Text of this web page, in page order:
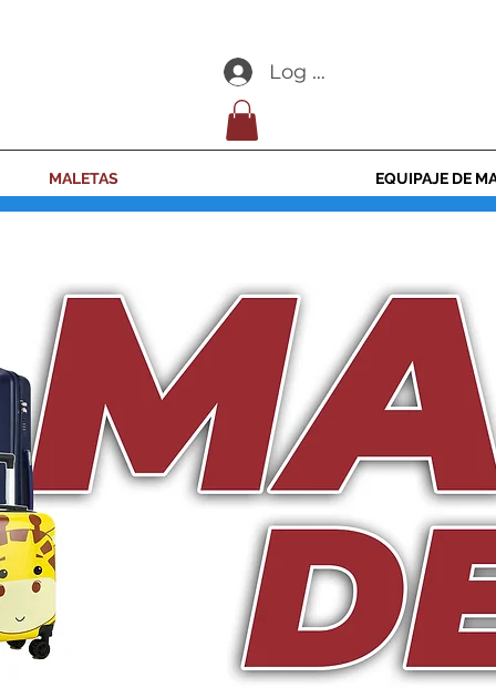
Log In
MALETAS EQUIPAJE DE